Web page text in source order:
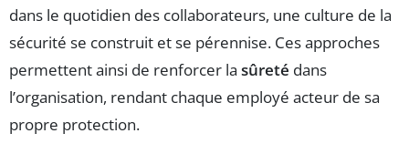
dans le quotidien des collaborateurs, une culture de la
sécurité se construit et se pérennise. Ces approches
permettent ainsi de renforcer la sûreté dans
l’organisation, rendant chaque employé acteur de sa
propre protection.